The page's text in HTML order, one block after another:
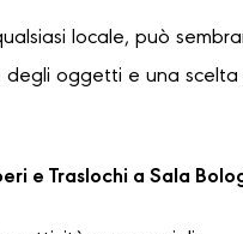
locale, può
oggetti e una
e Traslochi a Sala